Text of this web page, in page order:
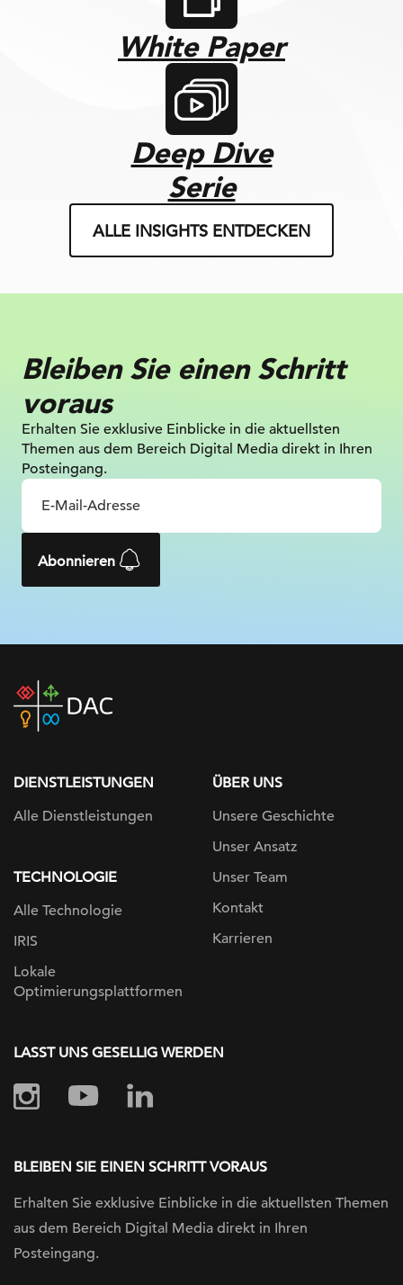
White Paper
Deep Dive
Serie
ALLE INSIGHTS ENTDECKEN
Bleiben Sie einen Schritt
voraus
Erhalten Sie exklusive Einblicke in die aktuellsten
Themen aus dem Bereich Digital Media direkt in Ihren
Posteingang.
Abonnieren
DAC
home
DIENSTLEISTUNGEN
Alle Dienstleistungen
TECHNOLOGIE
Alle Technologie
IRIS
Lokale
Optimierungsplattformen
ÜBER UNS
Unsere Geschichte
Unser Ansatz
Unser Team
Kontakt
Karrieren
LASST UNS GESELLIG WERDEN
BLEIBEN SIE EINEN SCHRITT VORAUS
Erhalten Sie exklusive Einblicke in die aktuellsten Themen
aus dem Bereich Digital Media direkt in Ihren
Posteingang.